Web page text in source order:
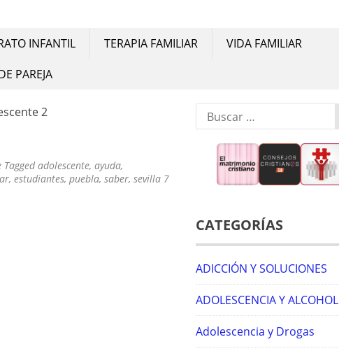
una buena convivencia familiar
INFANTIL TERAPIA FAMILIAR
VIDA FAMILIAR
PAREJA
2
Taggedadolescente, ayuda,
, estudiantes, puebla, saber, sevilla 7
Buscar:
CATEGORÍAS
ADICCIÓN Y SOLUCIONES
ADOLESCENCIA Y ALCOHOL
Adolescencia y Drogas